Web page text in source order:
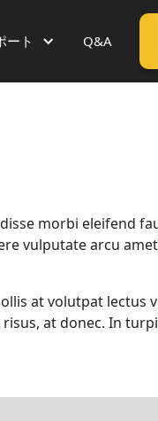
ート Q&A
morbi eleifend
vulputate arcu
at volutpat lectus
at donec. In